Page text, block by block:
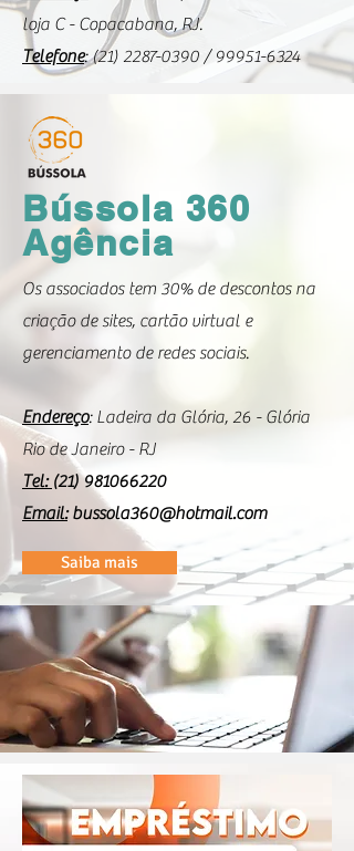
loja C - Copacabana, RJ.
Telefone:(21) 2287-0390 / 99951-6324
Bússola 360
Agência
Os associados tem 30% de descontos na
criação de sites, cartão virtual e
gerenciamento de redes sociais.
Endereço: Ladeira da Glória, 26 - Glória
Rio de Janeiro - RJ
Tel: (21) 981066220
Email: bussola360@hotmail.com
Saiba mais